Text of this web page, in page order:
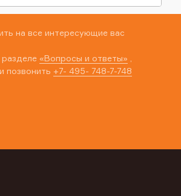
на все интересующие вас
«Вопросы и ответы»
позвонить +7- 495- 748-7-748